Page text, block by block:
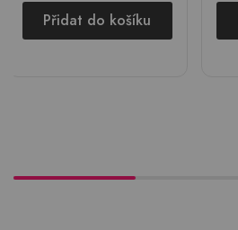
Přidat do košíku